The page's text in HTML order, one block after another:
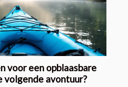
voor een opblaasbare
volgende avontuur?